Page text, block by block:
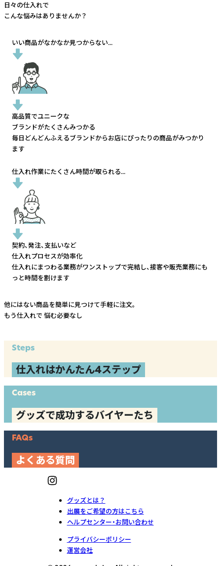
日々の仕入れで
こんな悩みはありませんか？
いい商品がなかなか見つからない...
高品質でユニークな
ブランドがたくさんみつかる
毎日どんどんふえるブランドからお店にぴったりの商品がみつかり
ます
仕入れ作業にたくさん時間が取られる...
契約、発注、支払いなど
仕入れプロセスが効率化
仕入れにまつわる業務がワンストップで完結し、接客や販売業務にも
っと時間を割けます
他にはない商品を簡単に見つけて手軽に注文。
もう仕入れで 悩む必要なし
Steps
仕入れはかんたん4ステップ
Cases
グッズで成功するバイヤーたち
FAQs
よくある質問
グッズとは？
出展をご希望の方はこちら
ヘルプセンター・お問い合わせ
プライバシーポリシー
運営会社